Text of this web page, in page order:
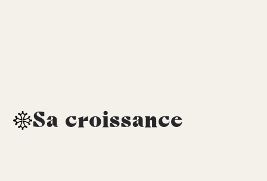
Sa croissance